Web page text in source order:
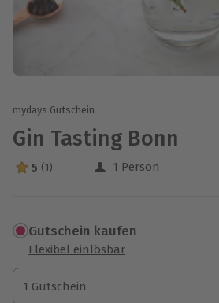
mydays Gutschein
Gin Tasting Bonn
5 Sterne von 5 aus 1 Bewertungen
5 (1) 1 Person
Gutschein kaufen
Flexibel einlösbar
1 Gutschein
1 Gutschein
1 Gutschein